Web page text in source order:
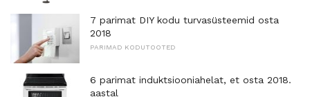
7 parimat DIY kodu turvasüsteemid osta
2018
PARIMAD KODUTOOTED
6 parimat induktsiooniahelat, et osta 2018.
aastal